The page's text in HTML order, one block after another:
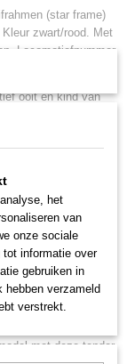
(star frame)
zwart/rood. Met
Locomotiefnummer
ooit en kind van
type 52. Meer
van heel
maar
modellen was haar
werd. Minder
was de
de assen vast
meeste andere
is de 52
om op schaal dit
met deze tender
het
van
onze sociale
tot informatie over
gebruiken in
hebben verzameld
verstrekt.